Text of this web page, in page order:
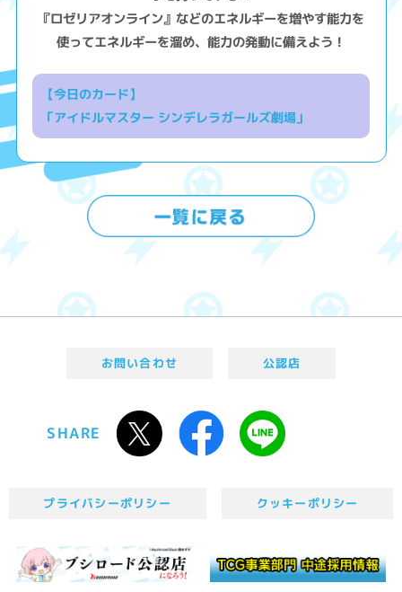
『ロゼリアオンライン』などのエネルギーを増やす能力を
使ってエネルギーを溜め、能力の発動に備えよう！
【今日のカード】
「アイドルマスター シンデレラガールズ劇場」
お問い合わせ 公認店
SHARE
プライバシーポリシー クッキーポリシー